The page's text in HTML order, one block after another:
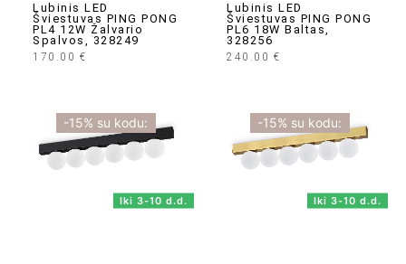
Lubinis LED
Šviestuvas PING PONG
PL4 12W Žalvario
Spalvos, 328249
170.00 €
Lubinis LED
Šviestuvas PING PONG
PL6 18W Baltas,
328256
240.00 €
-15% su kodu:
Iki 3-10 d.d.
-15% su kodu:
Iki 3-10 d.d.